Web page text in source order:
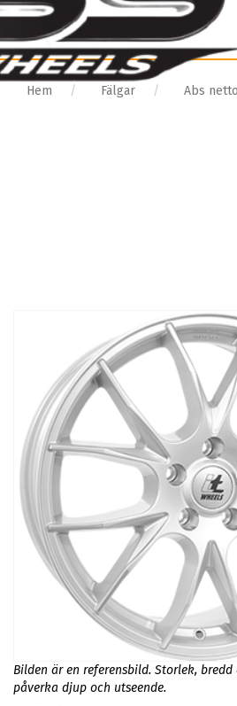
Hem Fälgar Abs netto
Bilden är en referensbild. Storlek,
påverka djup och utseende.